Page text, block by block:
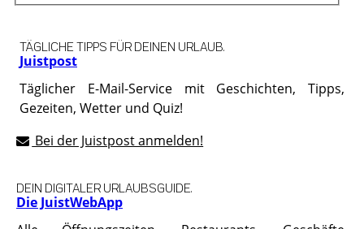
Juistpost
TÄGLICHE TIPPS FÜR DEINEN URLAUB.
Täglicher E-Mail-Service mit Geschichten, Tipps,
Gezeiten, Wetter und Quiz!
Bei der Juistpost anmelden!
Die JuistWebApp
DEIN DIGITALER URLAUBSGUIDE.